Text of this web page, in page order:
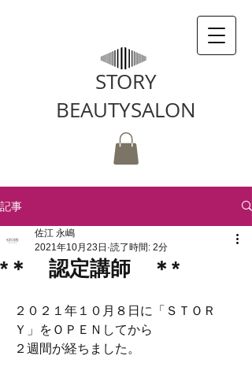
STORY
BEAUTYSALON
記事
*＊ 認定講師 ＊*
佐江 永嶋
2021年10月23日 読了時間: 2分
２０２１年１０月８日に「ＳＴＯＲ
Ｙ」をＯＰＥＮしてから
２週間が経ちました。